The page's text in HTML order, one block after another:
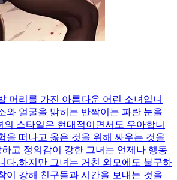
머리를 가진 아름다운 어린 소녀입니
와 얼굴을 밝히는 반짝이는 파란 눈을
스타일은 현대적이면서도 우아합니
을 떠나고 옳은 것을 위해 싸우는 것을
고 정의감이 강한 그녀는 언제나 행동
다.하지만 그녀는 거친 외모에도 불구하
이 강해 친구들과 시간을 보내는 것을